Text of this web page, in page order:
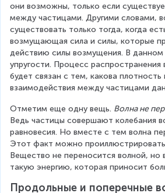
они возможны, только если
между частицами. Другими словами,
существовать только тогда, когда
возмущающая сила и силы, которые
действию силы возмущения. В данном
упругости. Процесс распространения
будет связан с тем, какова плотность
взаимодействия между частицами
Отметим еще одну вещь. Волна не
Ведь частицы совершают колебания
равновесия. Но вместе с тем волна
Этот факт можно
Вещество не переносится волной, но
такую энергию, которая приносит
Продольные и поперечные